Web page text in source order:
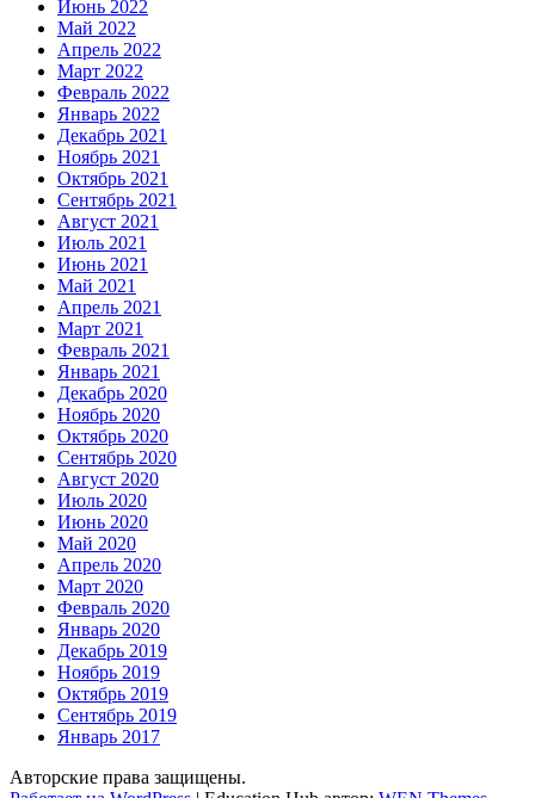
Июнь 2022
Май 2022
Апрель 2022
Март 2022
Февраль 2022
Январь 2022
Декабрь 2021
Ноябрь 2021
Октябрь 2021
Сентябрь 2021
Август 2021
Июль 2021
Июнь 2021
Май 2021
Апрель 2021
Март 2021
Февраль 2021
Январь 2021
Декабрь 2020
Ноябрь 2020
Октябрь 2020
Сентябрь 2020
Август 2020
Июль 2020
Июнь 2020
Май 2020
Апрель 2020
Март 2020
Февраль 2020
Январь 2020
Декабрь 2019
Ноябрь 2019
Октябрь 2019
Сентябрь 2019
Январь 2017
Авторские права защищены.